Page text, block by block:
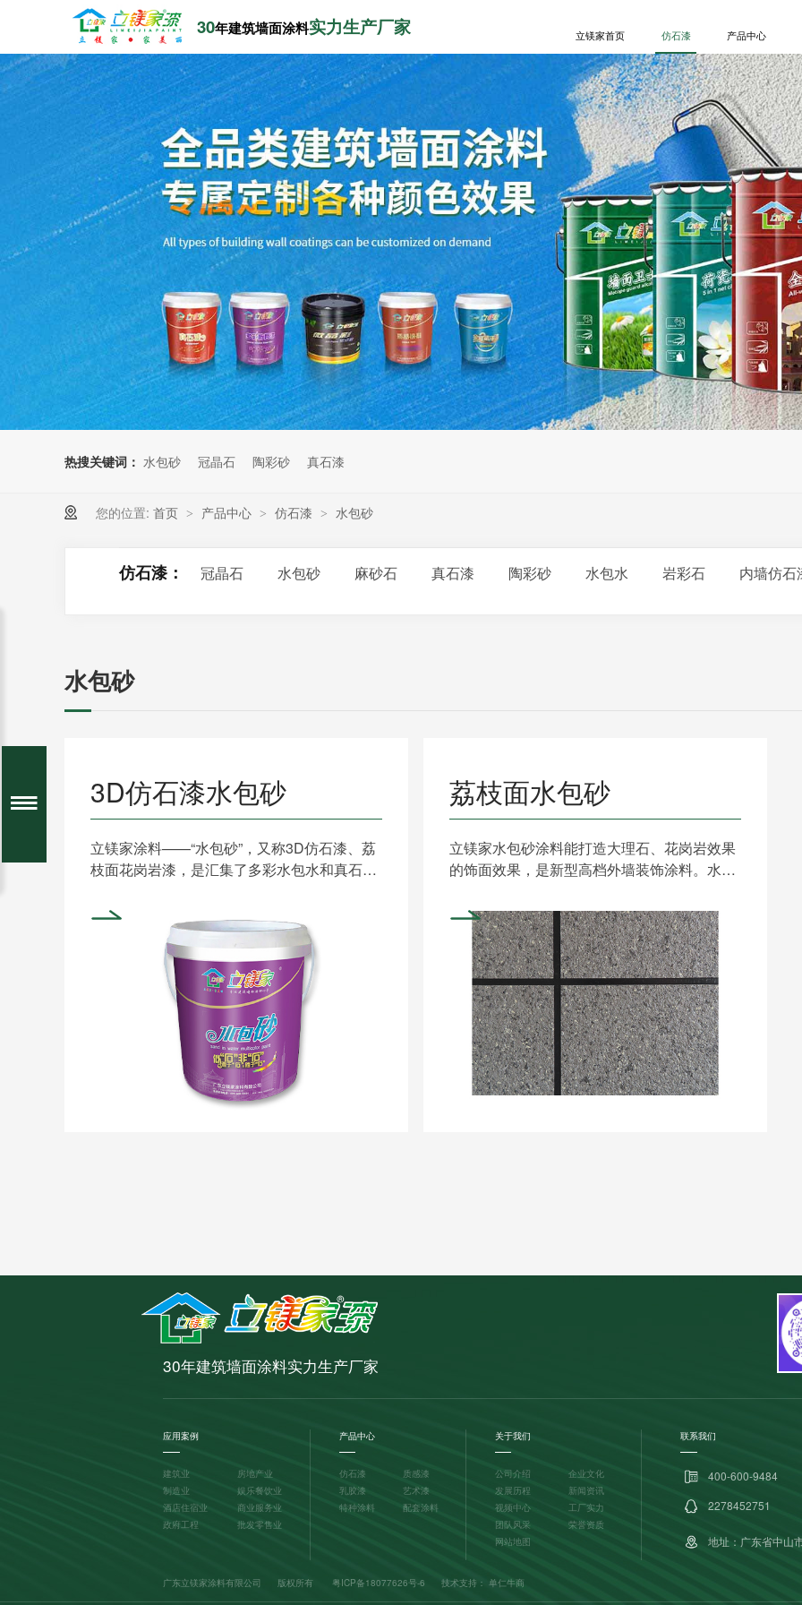
30年建筑墙面涂料实力生产厂家 立镁家首页 仿石漆 产品中心
热搜关键词： 水包砂 冠晶石 陶彩砂 真石漆
您的位置: 首页 > 产品中心 > 仿石漆 > 水包砂
仿石漆： 冠晶石 水包砂 麻砂石 真石漆 陶彩砂 水包水 岩彩石 内墙仿石
水包砂
3D仿石漆水包砂
立镁家涂料——“水包砂”，又称3D仿石漆、荔
枝面花岗岩漆，是汇集了多彩水包水和真石漆
荔枝面水包砂
立镁家水包砂涂料能打造大理石、花岗岩效果
的饰面效果，是新型高档外墙装饰涂料。水包
30年建筑墙面涂料实力生产厂家
应用案例
建筑业
房地产业
制造业
娱乐餐饮业
酒店住宿业
商业服务业
政府工程
批发零售业
产品中心
仿石漆
质感漆
乳胶漆
艺术漆
特种涂料
配套涂料
关于我们
公司介绍
企业文化
发展历程
新闻资讯
视频中心
工厂实力
团队风采
荣誉资质
网站地图
联系我们
400-600-9484
2278452751
地址：广东省中山
广东立镁家涂料有限公司 版权所有 粤ICP备18077626号-6 技术支持：单仁牛商